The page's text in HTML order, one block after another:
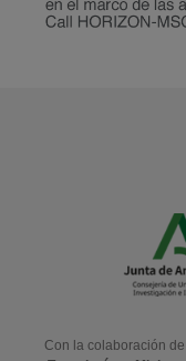
Con la colaboración